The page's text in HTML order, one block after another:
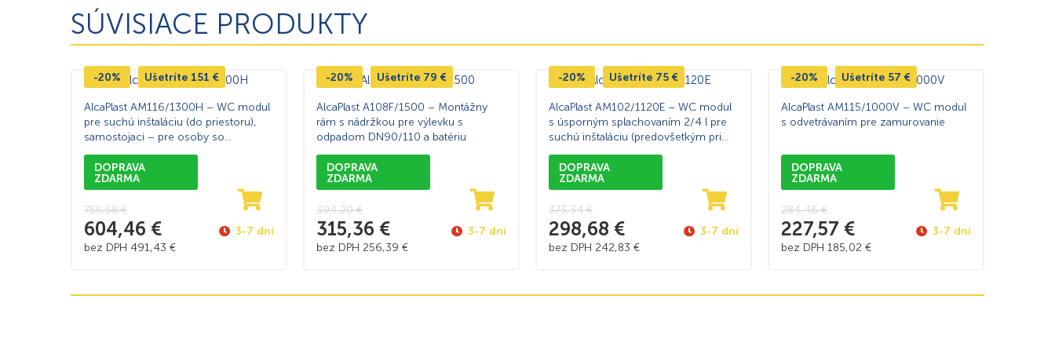
SÚVISIACE PRODUKTY
-20% Ušetríte 151 €
AlcaPlast AM116/1300H – WC modul
pre suchú inštaláciu (do priestoru),
samostojaci – pre osoby so
zníženou schopnosťou pohybu
DOPRAVA
ZDARMA
755,58€
604,46 €
bez DPH 491,43 €
3-7 dní
-20% Ušetríte 79 €
AlcaPlast A108F/1500 – Montážny
rám s nádržkou pre výlevku s
odpadom DN90/110 a batériu
DOPRAVA
ZDARMA
394,20€
315,36 €
bez DPH 256,39 €
3-7 dní
-20% Ušetríte 75 €
AlcaPlast AM102/1120E – WC modul
s úsporným splachovaním 2/4 l pre
suchú inštaláciu (predovšetkým pri
rekonštrukcii bytových jadier)
DOPRAVA
ZDARMA
373,34€
298,68 €
bez DPH 242,83 €
3-7 dní
-20% Ušetríte 57 €
AlcaPlast AM115/1000V – WC modul
s odvetrávaním pre zamurovanie
DOPRAVA
ZDARMA
284,46€
227,57 €
bez DPH 185,02 €
3-7 dní